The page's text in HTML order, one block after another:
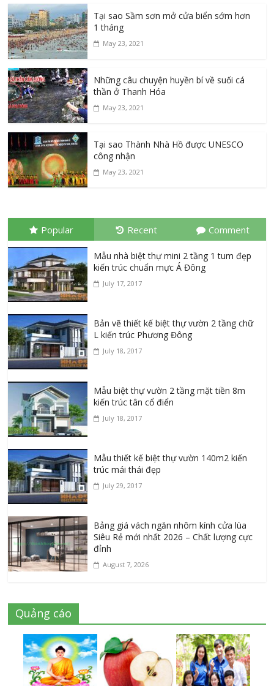
Tại sao Sầm sơn mở cửa biển sớm hơn
1 tháng
May 23, 2021
Những câu chuyện huyền bí về suối cá
thần ở Thanh Hóa
May 23, 2021
Tại sao Thành Nhà Hồ được UNESCO
công nhận
May 23, 2021
Popular Recent Comment
Mẫu nhà biệt thự mini 2 tầng 1 tum đẹp
kiến trúc chuẩn mực Á Đông
July 17, 2017
Bản vẽ thiết kế biệt thự vườn 2 tầng chữ
L kiến trúc Phương Đông
July 18, 2017
Mẫu biệt thự vườn 2 tầng mặt tiền 8m
kiến trúc tân cổ điển
July 18, 2017
Mẫu thiết kế biệt thự vườn 140m2 kiến
trúc mái thái đẹp
July 29, 2017
Bảng giá vách ngăn nhôm kính cửa lùa
Siêu Rẻ mới nhất 2026 – Chất lượng cực
đỉnh
August 7, 2026
Quảng cáo